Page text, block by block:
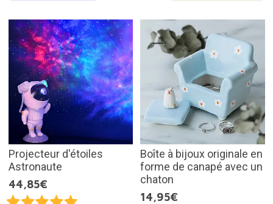
Projecteur d'étoiles
Astronaute
44,85€
Boîte à bijoux originale en
forme de canapé avec un
chaton
14,95€